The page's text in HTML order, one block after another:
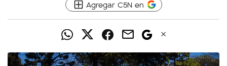
Agregar C5N en